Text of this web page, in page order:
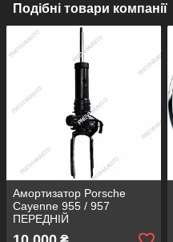
Подібні товари компанії
Амортизатор Porsche
Cayenne 955 / 957
ПЕРЕДНІЙ